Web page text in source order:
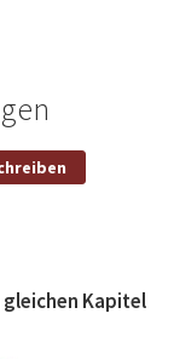
schreiben
Kapitel